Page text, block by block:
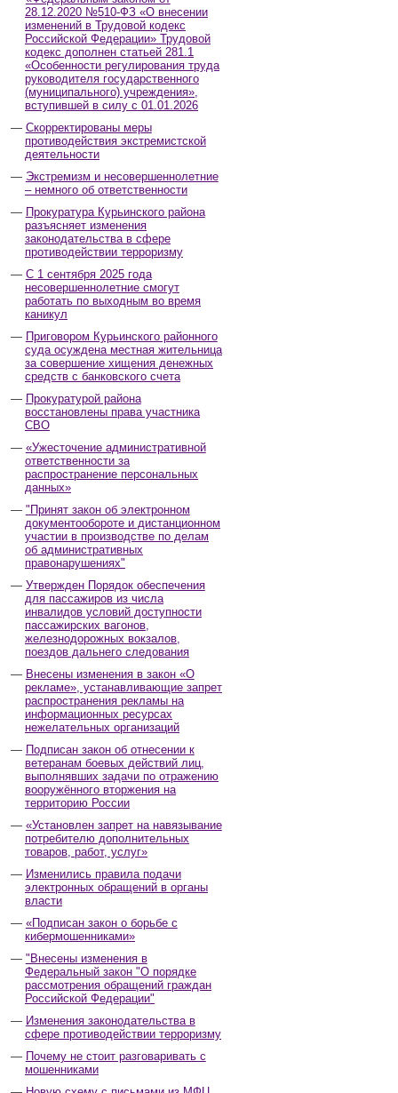
28.12.2020 №510-ФЗ «О внесении
изменений в Трудовой кодекс
Российской Федерации» Трудовой
кодекс дополнен статьей 281.1
«Особенности регулирования труда
руководителя государственного
(муниципального) учреждения»,
вступившей в силу с 01.01.2026
Скорректированы меры
противодействия экстремистской
деятельности
Экстремизм и несовершеннолетние
– немного об ответственности
Прокуратура Курьинского района
разъясняет изменения
законодательства в сфере
противодействии терроризму
С 1 сентября 2025 года
несовершеннолетние смогут
работать по выходным во время
каникул
Приговором Курьинского районного
суда осуждена местная жительница
за совершение хищения денежных
средств с банковского счета
Прокуратурой района
восстановлены права участника
СВО
«Ужесточение административной
ответственности за
распространение персональных
данных»
"Принят закон об электронном
документообороте и дистанционном
участии в производстве по делам
об административных
правонарушениях"
Утвержден Порядок обеспечения
для пассажиров из числа
инвалидов условий доступности
пассажирских вагонов,
железнодорожных вокзалов,
поездов дальнего следования
Внесены изменения в закон «О
рекламе», устанавливающие запрет
распространения рекламы на
информационных ресурсах
нежелательных организаций
Подписан закон об отнесении к
ветеранам боевых действий лиц,
выполнявших задачи по отражению
вооружённого вторжения на
территорию России
«Установлен запрет на навязывание
потребителю дополнительных
товаров, работ, услуг»
Изменились правила подачи
электронных обращений в органы
власти
«Подписан закон о борьбе с
кибермошенниками»
"Внесены изменения в
Федеральный закон "О порядке
рассмотрения обращений граждан
Российской Федерации"
Изменения законодательства в
сфере противодействии терроризму
Почему не стоит разговаривать с
мошенниками